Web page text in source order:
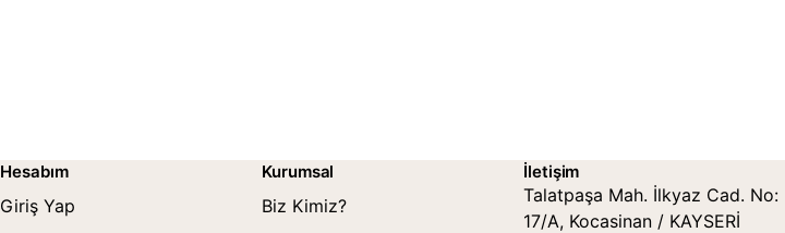
Hesabım
Giriş Yap
Kurumsal
Biz Kimiz?
İletişim
Talatpaşa Mah. İlkyaz Cad. No:
17/A, Kocasinan / KAYSERİ